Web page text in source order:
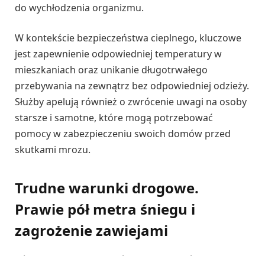
do wychłodzenia organizmu.
W kontekście bezpieczeństwa cieplnego, kluczowe
jest zapewnienie odpowiedniej temperatury w
mieszkaniach oraz unikanie długotrwałego
przebywania na zewnątrz bez odpowiedniej odzieży.
Służby apelują również o zwrócenie uwagi na osoby
starsze i samotne, które mogą potrzebować
pomocy w zabezpieczeniu swoich domów przed
skutkami mrozu.
Trudne warunki drogowe.
Prawie pół metra śniegu i
zagrożenie zawiejami